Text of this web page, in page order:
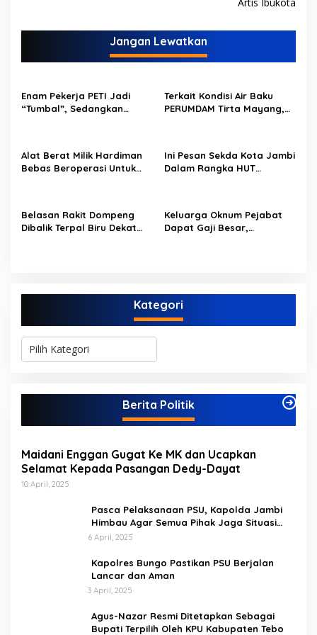
g
i
p
s
Jangan Lewatkan
Enam Pekerja PETI Jadi
“Tumbal”, Sedangkan
Terkait Kondisi Air Baku
PERUMDAM Tirta Mayang,
Alat Berat Milik Hardiman
Bebas Beroperasi Untuk
Ini Pesan Sekda Kota Jambi
Dalam Rangka HUT
Belasan Rakit Dompeng
Dibalik Terpal Biru Dekat
Keluarga Oknum Pejabat
Dapat Gaji Besar,
Kategori
K
g
Berita Politik
Maidani Enggan Gugat Ke MK dan Ucapkan
Selamat Kepada Pasangan Dedy-Dayat
10 April, 2025
Pasca Pelaksanaan PSU, Kapolda Jambi
Himbau Agar Semua Pihak Jaga Situasi
Kamtibmas
6 April, 2025
Kapolres Bungo Pastikan PSU Berjalan
Lancar dan Aman
3 April, 2025
Agus-Nazar Resmi Ditetapkan Sebagai
Bupati Terpilih Oleh KPU Kabupaten Tebo